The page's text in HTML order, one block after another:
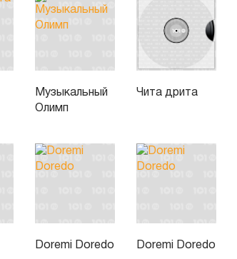
Музыкальный
Олимп
Чита дрита
Doremi Doredo Doremi Doredo